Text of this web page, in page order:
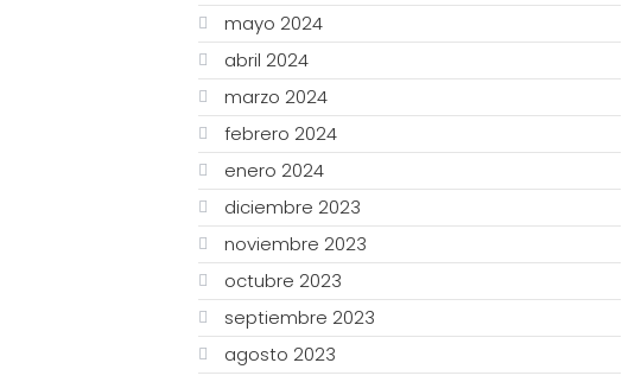
mayo 2024
abril 2024
marzo 2024
febrero 2024
enero 2024
diciembre 2023
noviembre 2023
octubre 2023
septiembre 2023
agosto 2023